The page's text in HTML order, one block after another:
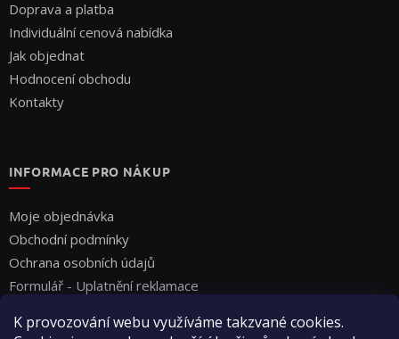
K provozování webu využíváme takzvané cookies.
Doprava a platba
Individuální cenová nabídka
Jak objednat
Hodnocení obchodu
Kontakty
INFORMACE PRO NÁKUP
Moje objednávka
Obchodní podmínky
Ochrana osobních údajů
Formulář - Uplatnění reklamace